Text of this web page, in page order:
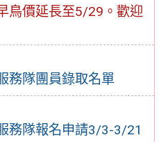
鳥價延長至5/29。歡迎
務隊團員錄取名單
務隊報名申請3/3-3/21